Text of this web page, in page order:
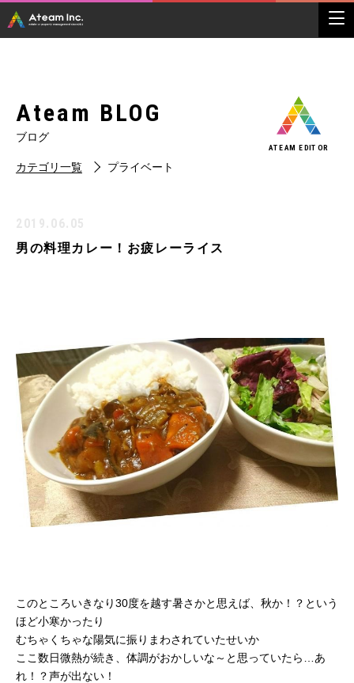
Ateam BLOG
ブログ
カテゴリ一覧 プライベート
男の料理カレー！お疲レーライス
ATEAM EDITOR
このところいきなり30度を越す暑さかと思えば、秋か！？という
ほど小寒かったり
むちゃくちゃな陽気に振りまわされていたせいか
ここ数日微熱が続き、体調がおかしいな～と思っていたら…あ
れ！？声が出ない！